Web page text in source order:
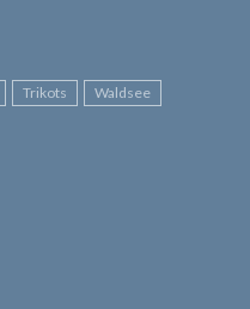
Trikots Waldsee